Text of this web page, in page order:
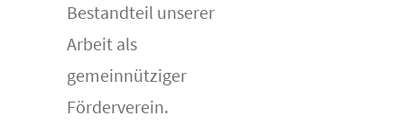
Bestandteil unserer
Arbeit als
gemeinnütziger
Förderverein.